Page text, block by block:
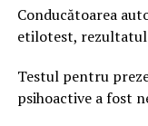
Conducătoarea
etilotest,
Testul pentru
psihoactive a fost